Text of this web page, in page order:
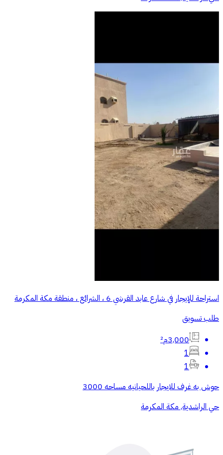
استراحة للإيجار في شارع عابد القرشي 6 ، الشرائع ، منطقة مكة المكرمة
طلب تسويق
3,000م²
1
1
حوش به غرف للايجار باللحيانيه مساحه 3000
حي الراشدية, مكة المكرمة